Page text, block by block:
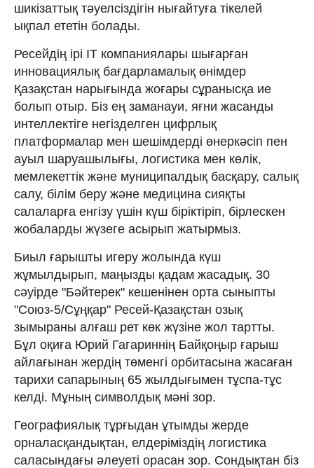
шикізаттық тәуелсіздігін нығай­туға тікелей
ықпал ететін болады.
Ресейдің ірі IT компаниялары шығарған
инновациялық бағдар­лама­лық өнімдер
Қазақстан нарығында жоғары сұранысқа ие
болып отыр. Біз ең ­заманауи, яғни жасанды
интеллектіге негізделген цифрлық
платформалар мен шешімдерді өнеркәсіп пен
ауыл шаруашылығы, логистика мен көлік,
мемлекеттік және муниципалдық басқару, салық
салу, білім беру және медицина сияқты
салаларға енгізу үшін күш біріктіріп, бірлескен
жобаларды жүзеге асырып жатырмыз.
Биыл ғарышты игеру жолында күш
жұмылдырып, маңызды қадам жасадық. 30
сәуірде "Бәйтерек" кешенінен орта сыныпты
"Союз-5/Сұңқар" Ресей-Қазақстан озық
зымыраны алғаш рет көк жүзіне жол тартты.
Бұл оқиға Юрий Гагариннің Байқоңыр ғарыш
айлағынан жердің төменгі орбитасына жасаған
тарихи сапарының 65 жылдығымен тұспа-тұс
келді. Мұның символдық мәні зор.
Географиялық тұрғыдан ұтымды жерде
орналасқандықтан, елдеріміздің логистика
саласындағы әлеуеті орасан зор. Сондықтан біз